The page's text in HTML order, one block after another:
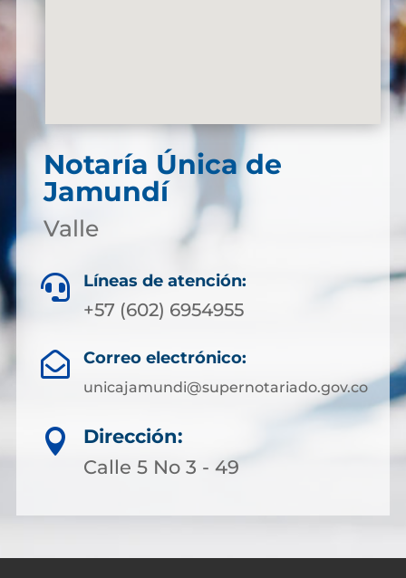
Notaría Única de
Jamundí
Valle
 Líneas de atención:
+57 (602) 6954955
 Correo electrónico:
unicajamundi@supernotariado.gov.co

Dirección:
Calle 5 No 3 - 49